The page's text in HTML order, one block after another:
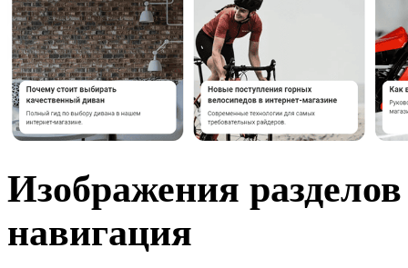
Изображения
навигация